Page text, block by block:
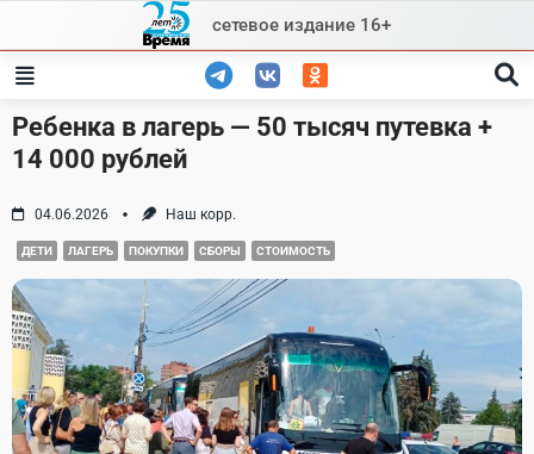
content
сетевое издание 16+
Ребенка в лагерь — 50 тысяч путевка +
14 000 рублей
04.06.2026 Наш корр.
ДЕТИ ЛАГЕРЬ ПОКУПКИ СБОРЫ СТОИМОСТЬ